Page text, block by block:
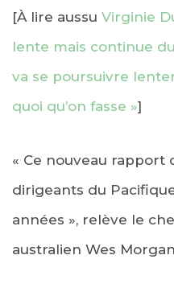
[À lire aussu Virginie
lente mais continue
va se poursuivre
quoi qu’on fasse »]
« Ce nouveau rapport
dirigeants du
années », relève le
australien Wes